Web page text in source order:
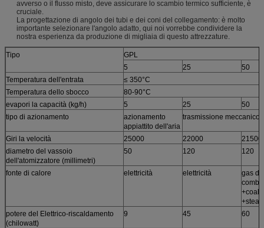
avverso o il flusso misto, deve assicurare lo scambio termico sufficiente, è
cruciale.
La progettazione di angolo dei tubi e dei coni del collegamento: è molto
importante selezionare l'angolo adatto, qui noi vorrebbe condividere la
nostra esperienza da produzione di migliaia di questo attrezzature.
Tipo
GPL
5
25
50
Temperatura dell'entrata
≤ 350°C
Temperatura dello sbocco
80-90°C
evapori la capacità (kg/h)
5 25
50
tipo di azionamento
azionamento
appiattito dell'aria
trasmissione meccanico
Giri la velocità 25000 22000
21500
diametro del vassoio
dell'atomizzatore (millimetri)
50 120 120
fonte di calore elettricità elettricità
gas
+coal
potere del Elettrico-riscaldamento
(chilowatt)
9 45 60